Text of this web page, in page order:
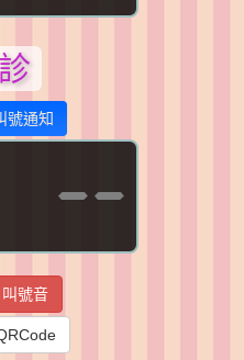
號通知
--
叫號音